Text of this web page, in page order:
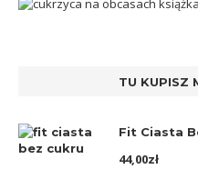
TU KUPISZ
Fit Ciasta
44,00zł